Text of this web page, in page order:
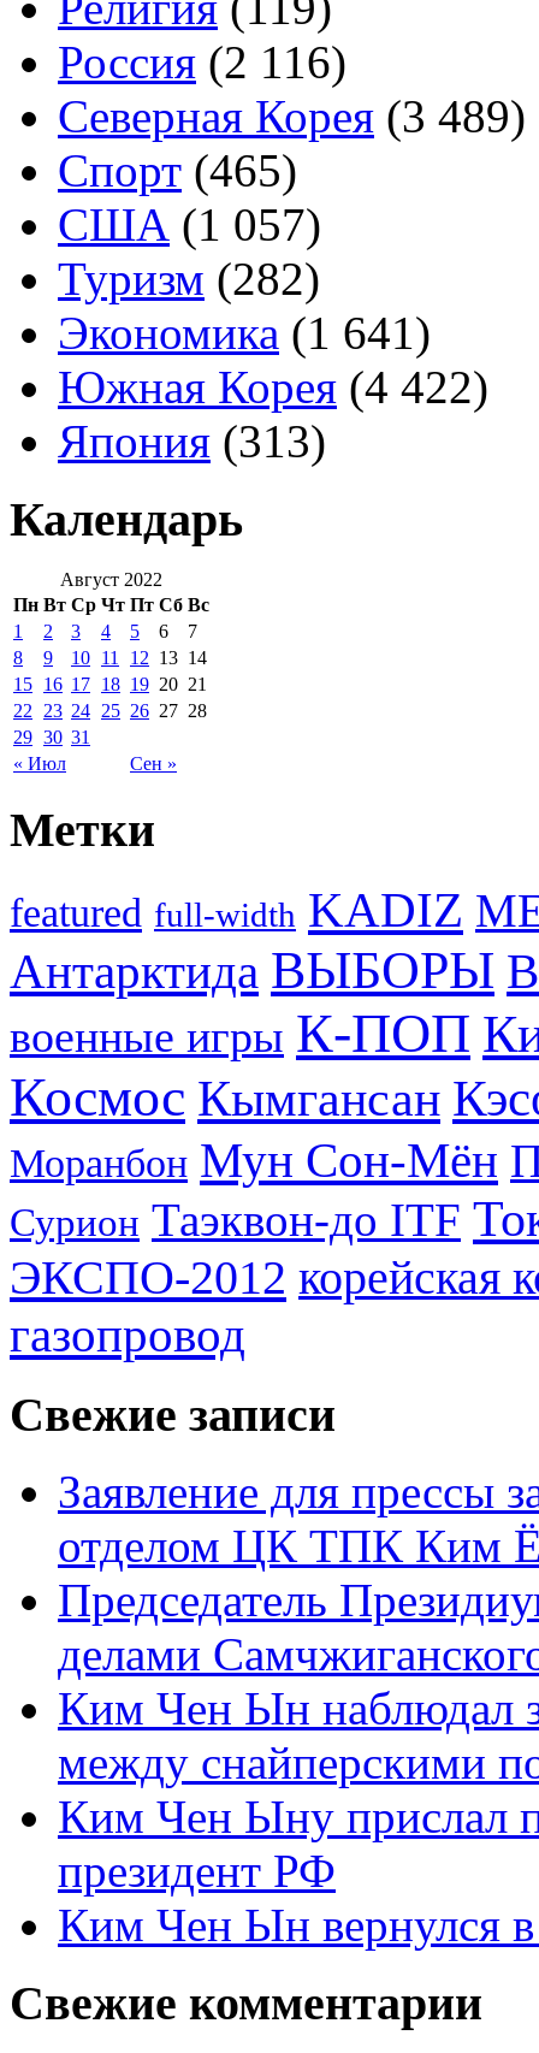
Россия (2 116)
Северная Корея (3 489)
Спорт (465)
США (1 057)
Туризм (282)
Экономика (1 641)
Южная Корея (4 422)
Япония (313)
Календарь
Август 2022
Пн Вт Ср Чт Пт Сб Вс
« Июл Сен »
1 2 3 4 5 6
7
8
9 10 11 12 13 14
15 16 17 18 19 20 21
22
23 24 25 26 27 28
29 30 31
Метки
featured full-width KADIZ
Антарктида ВЫБОРЫ
военные игры К-ПОП
Космос Кымгансан
Моранбон Мун Сон-Мён
Сурион Таэквон-до ITF
ЭКСПО-2012 корейская
газопровод
Свежие записи
Заявление для прессы
отделом ЦК ТПК Ким
Председатель
делами
Ким Чен Ын наблюдал
между снайперскими
Ким Чен Ыну прислал
президент РФ
Ким Чен Ын вернулся
Свежие комментарии